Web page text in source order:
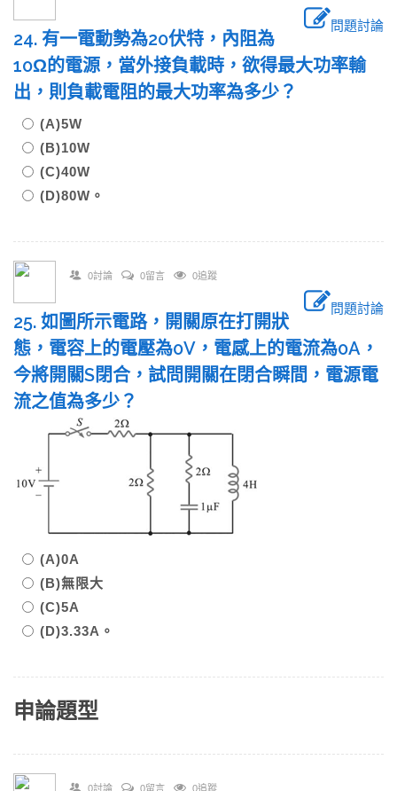
問題討論
24. 有一電動勢為20伏特，內阻為
10Ω的電源，當外接負載時，欲得最大功率輸
出，則負載電阻的最大功率為多少？
(A)5W
(B)10W
(C)40W
(D)80W。
0討論 0留言 0追蹤
問題討論
25. 如圖所示電路，開關原在打開狀
態，電容上的電壓為0V，電感上的電流為0A，
今將開關S閉合，試問開關在閉合瞬間，電源電
流之值為多少？
(A)0A
(B)無限大
(C)5A
(D)3.33A。
申論題型
0討論 0留言 0追蹤